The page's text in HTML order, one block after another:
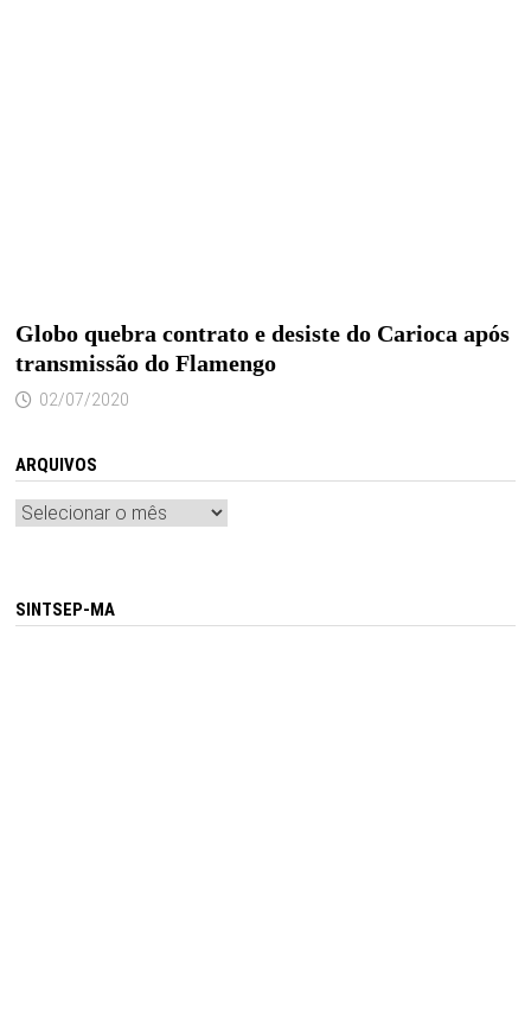
Globo quebra contrato e desiste do Carioca após
transmissão do Flamengo
02/07/2020
ARQUIVOS
Arquivos
SINTSEP-MA